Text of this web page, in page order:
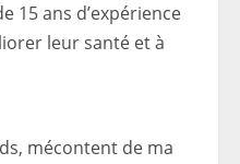
15 ans d’expérience
leur santé et à
mécontent de ma